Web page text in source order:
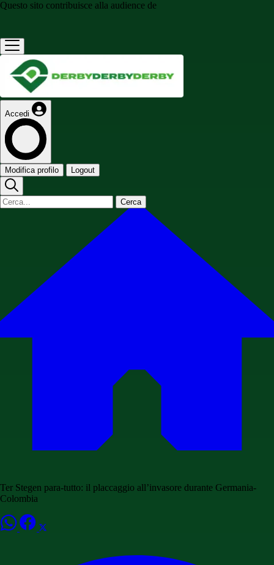
Questo sito contribuisce alla audience de
Accedi
Modifica profilo Logout
Cerca
Ter Stegen para-tutto: il placcaggio all’invasore durante Germania-
Colombia